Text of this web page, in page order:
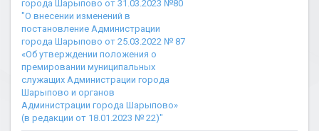
города Шарыпово от 31.03.2023 №80
"О внесении изменений в
постановление Администрации
города Шарыпово от 25.03.2022 № 87
«Об утверждении положения о
премировании муниципальных
служащих Администрации города
Шарыпово и органов
Администрации города Шарыпово»
(в редакции от 18.01.2023 № 22)"